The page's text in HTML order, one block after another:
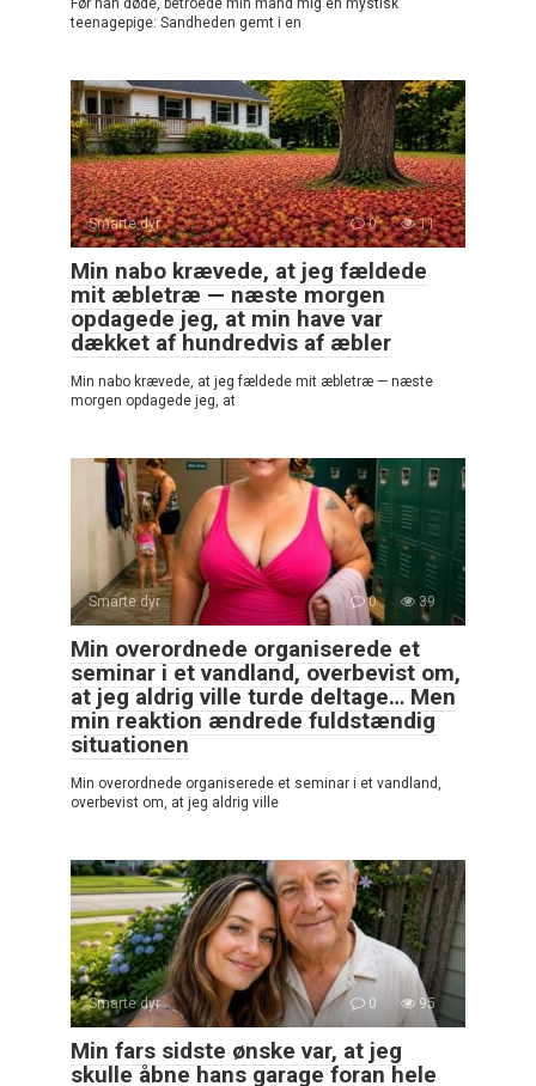
Før han døde, betroede min mand mig en mystisk
teenagepige: Sandheden gemt i en
Smarte dyr 0 11
Min nabo krævede, at jeg fældede
mit æbletræ — næste morgen
opdagede jeg, at min have var
dækket af hundredvis af æbler
Min nabo krævede, at jeg fældede mit æbletræ — næste
morgen opdagede jeg, at
Smarte dyr 0 39
Min overordnede organiserede et
seminar i et vandland, overbevist om,
at jeg aldrig ville turde deltage… Men
min reaktion ændrede fuldstændig
situationen
Min overordnede organiserede et seminar i et vandland,
overbevist om, at jeg aldrig ville
Smarte dyr 0 95
Min fars sidste ønske var, at jeg
skulle åbne hans garage foran hele